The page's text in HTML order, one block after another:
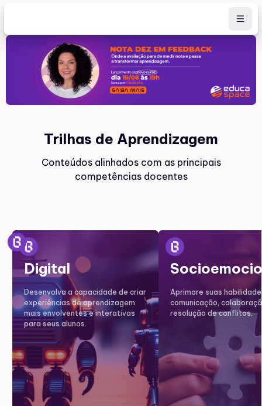
Trilhas de Aprendizagem
Conteúdos alinhados com as principais
competências docentes
Digital
Desenvolva a capacidade de criar
experiências de aprendizagem
mais envolventes e interativas
para seus alunos.
Aprimore suas
comunicação,
resolução de conflitos.